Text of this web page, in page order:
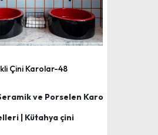
Çini Karolar-48
ve Porselen Karo
| Kütahya çini